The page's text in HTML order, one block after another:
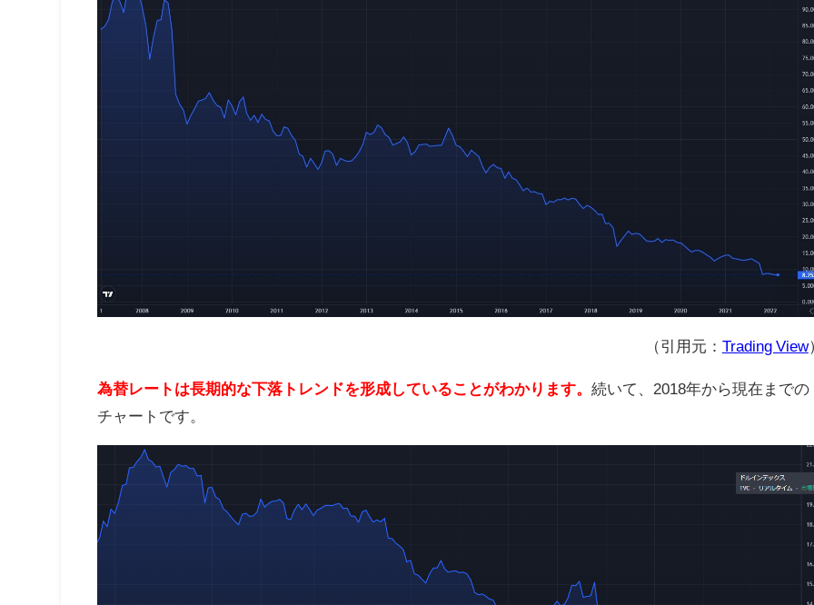
（引用元： Trading View
為替レートは長期的な下落トレンドを形成していることがわかります。続いて、 2018年から現在までの
チャートです。